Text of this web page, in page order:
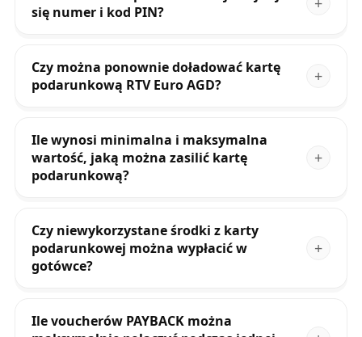
się numer i kod PIN?
Czy można ponownie doładować kartę
podarunkową RTV Euro AGD?
Ile wynosi minimalna i maksymalna
wartość, jaką można zasilić kartę
podarunkową?
Czy niewykorzystane środki z karty
podarunkowej można wypłacić w
gotówce?
Ile voucherów PAYBACK można